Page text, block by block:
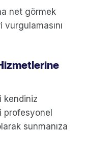
net görmek
kendiniz
sunmanıza